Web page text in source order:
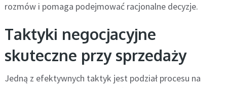
rozmów i pomaga podejmować racjonalne decyzje.
Taktyki negocjacyjne
skuteczne przy sprzedaży
Jedną z efektywnych taktyk jest podział procesu na